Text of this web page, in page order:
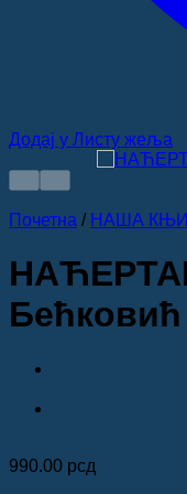
Додај у Листу жеља
Почетна / НАША
Бећковић
990.00 рсд